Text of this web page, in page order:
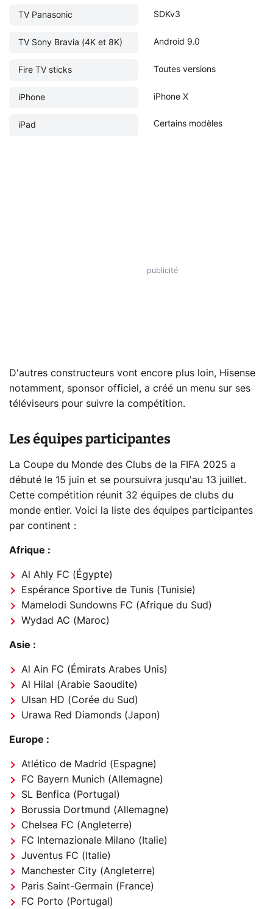
TV Panasonic SDKv3
TV Sony Bravia (4K et 8K) Android 9.0
Fire TV sticks Toutes versions
iPhone iPhone X
iPad Certains modèles
D'autres constructeurs vont encore plus loin, Hisense
notamment, sponsor officiel, a créé un menu sur ses
téléviseurs pour suivre la compétition.
Les équipes participantes
La Coupe du Monde des Clubs de la FIFA 2025 a
débuté le 15 juin et se poursuivra jusqu'au 13 juillet.
Cette compétition réunit 32 équipes de clubs du
monde entier. Voici la liste des équipes participantes
par continent :
Afrique :
Al Ahly FC (Égypte)
Espérance Sportive de Tunis (Tunisie)
Mamelodi Sundowns FC (Afrique du Sud)
Wydad AC (Maroc)
Asie :
Al Ain FC (Émirats Arabes Unis)
Al Hilal (Arabie Saoudite)
Ulsan HD (Corée du Sud)
Urawa Red Diamonds (Japon)
Europe :
Atlético de Madrid (Espagne)
FC Bayern Munich (Allemagne)
SL Benfica (Portugal)
Borussia Dortmund (Allemagne)
Chelsea FC (Angleterre)
FC Internazionale Milano (Italie)
Juventus FC (Italie)
Manchester City (Angleterre)
Paris Saint-Germain (France)
FC Porto (Portugal)